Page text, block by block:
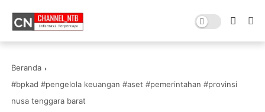
Beranda
#bpkad #pengelola keuangan #aset #pemerintahan #provinsi
nusa tenggara barat